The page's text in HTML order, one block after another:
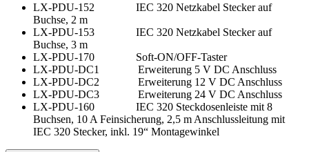
LX-PDU-152 IEC 320 Netzkabel Stecker auf
Buchse, 2 m
LX-PDU-153 IEC 320 Netzkabel Stecker auf
Buchse, 3 m
LX-PDU-170 Soft-ON/OFF-Taster
LX-PDU-DC1 Erweiterung 5 V DC Anschluss
LX-PDU-DC2 Erweiterung 12 V DC Anschluss
LX-PDU-DC3 Erweiterung 24 V DC Anschluss
LX-PDU-160 IEC 320 Steckdosenleiste mit 8
Buchsen, 10 A Feinsicherung, 2,5 m Anschlussleitung mit
IEC 320 Stecker, inkl. 19“ Montagewinkel